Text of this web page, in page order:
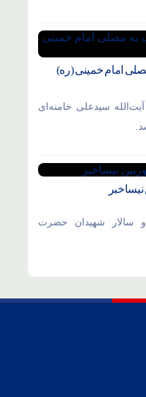
امام خمینی (ره)
سیدعلی خامنه‌ای
سالار شهیدان حضرت